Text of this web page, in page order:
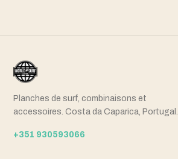
Planches de surf, combinaisons et
accessoires. Costa da Caparica, Portugal.
+351 930593066